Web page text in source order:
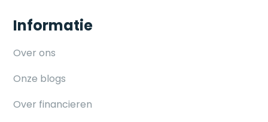
Informatie
Over ons
Onze blogs
Over financieren